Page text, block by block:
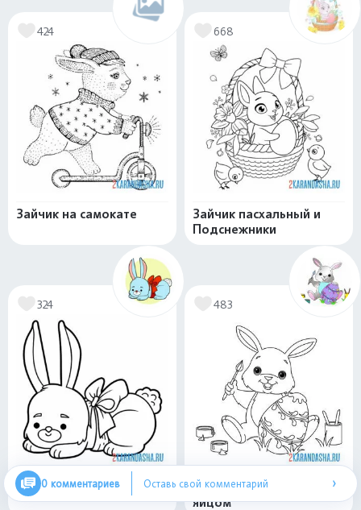
424
Зайчик на самокате
668
Зайчик пасхальный и
Подснежники
324
Зайка-подарок
483
Кролик с пасхальным
яйцом
0 комментариев Оставь свой комментарий ›